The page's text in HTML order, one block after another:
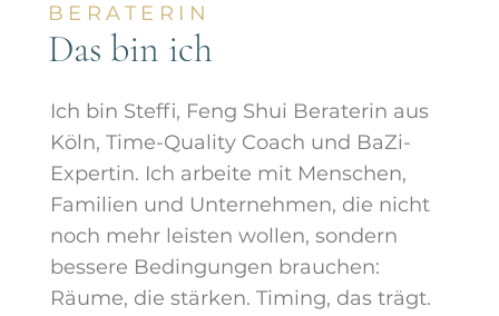
BERATERIN
Das bin ich
Ich bin Steffi, Feng Shui Beraterin aus
Köln, Time-Quality Coach und BaZi-
Expertin. Ich arbeite mit Menschen,
Familien und Unternehmen, die nicht
noch mehr leisten wollen, sondern
bessere Bedingungen brauchen:
Räume, die stärken. Timing, das trägt.